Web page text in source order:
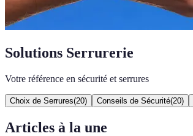
Solutions Serrurerie
Votre référence en sécurité et serrures
Choix de Serrures(20) Conseils de Sécurité(20)
Articles à la une